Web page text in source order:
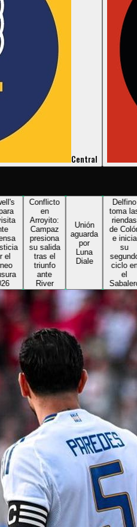
Central
Conflicto
en
Arroyito:
Campaz
presiona
su salida
tras el
triunfo
ante
River
Unión
aguarda
por
Luna
Diale
toma las
riendas
de Colón
e inicia
segundo
ciclo en
Sabalero